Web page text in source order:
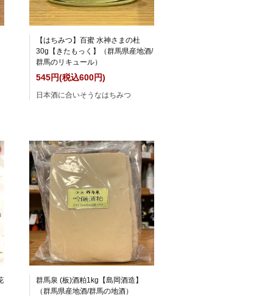
【はちみつ】百蜜 水神さまの杜
30g【きたもっく】（群馬県産地酒/
群馬のリキュール）
545円(税込600円)
日本酒に合いそうなはちみつ
群馬泉 (板)酒粕1kg【島岡酒造】
（群馬県産地酒/群馬の地酒）